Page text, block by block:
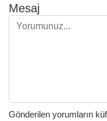
Mesaj
Gönderilen yorumların